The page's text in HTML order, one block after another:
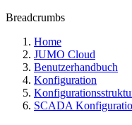
Breadcrumbs
Home
JUMO Cloud
Benutzerhandbuch
Konfiguration
SCADA